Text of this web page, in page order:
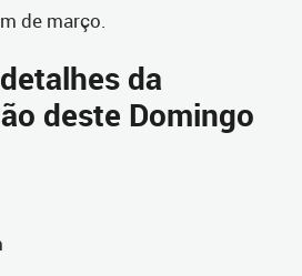
de março.
da
deste Domingo